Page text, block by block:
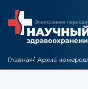
Главная Архив номеров